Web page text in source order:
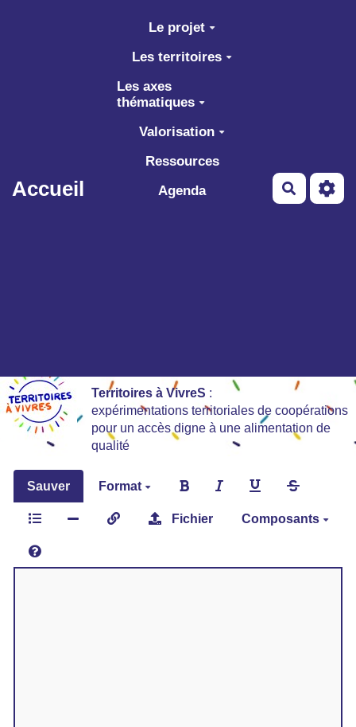
Aller au contenu principal
Accueil
Le projet
Les territoires
Les axes
thématiques
Valorisation
Ressources
Agenda
Territoires à VivreS :
expérimentations territoriales de coopérations
pour un accès digne à une alimentation de
qualité
Sauver Format
Fichier Composants